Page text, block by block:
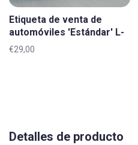
Etiqueta de venta de
automóviles 'Estándar' L-
XL
€29,00
Detalles de producto